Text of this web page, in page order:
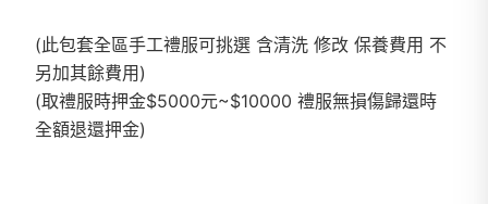
(此包套全區手工禮服可挑選 含清洗 修改 保養費用 不
另加其餘費用)
(取禮服時押金$5000元~$10000 禮服無損傷歸還時
全額退還押金)